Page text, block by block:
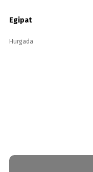
Egipat
Hurgada